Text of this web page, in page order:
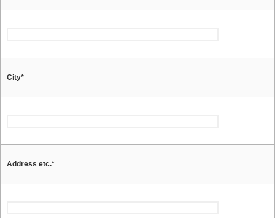
City*
Address etc.*